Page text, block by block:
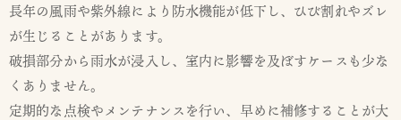
長年の風雨や紫外線により防水機能が低下し、ひび割れやズレ
が生じることがあります。
破損部分から雨水が浸入し、室内に影響を及ぼすケースも少な
くありません。
定期的な点検やメンテナンスを行い、早めに補修することが大